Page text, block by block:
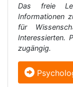
Das freie
Informationen
für
Interessierten.
zugängig.